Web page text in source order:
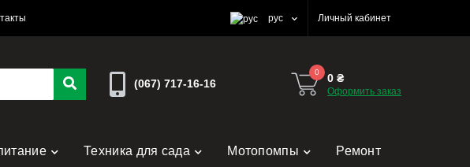
рус Личный кабинет
(067) 717-16-16
0 0 ₴
Оформить заказ
Техника для сада Мотопомпы Ремонт